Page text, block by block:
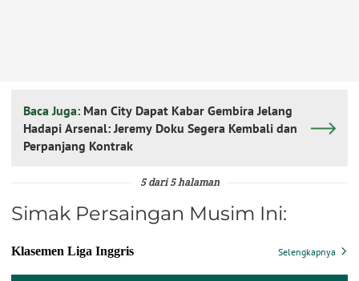
Baca Juga: Man City Dapat Kabar Gembira Jelang
Hadapi Arsenal: Jeremy Doku Segera Kembali dan
Perpanjang Kontrak
5 dari 5 halaman
Simak Persaingan Musim Ini: